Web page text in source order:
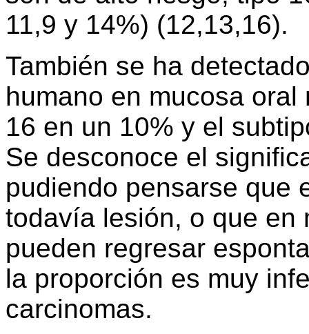
11,9 y 14%) (12,13,16).
También se ha
humano en mucosa
16 en un 10% y el
Se desconoce el
pudiendo pensarse que
todavía lesión, o que en
pueden regresar
la proporción es muy
carcinomas.